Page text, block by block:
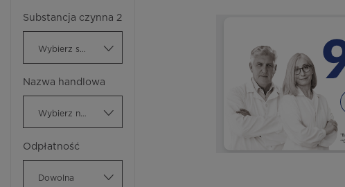
Substancja czynna 2
Nazwa handlowa
Odpłatność
Dowolna